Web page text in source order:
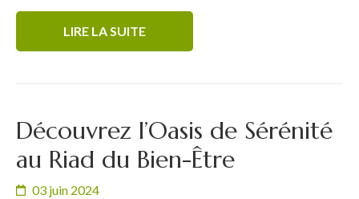
LIRE LA SUITE
Découvrez l’Oasis de Sérénité
au Riad du Bien-Être
03 juin 2024